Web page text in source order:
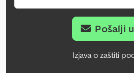
Pošalji
Izjava o zaštiti